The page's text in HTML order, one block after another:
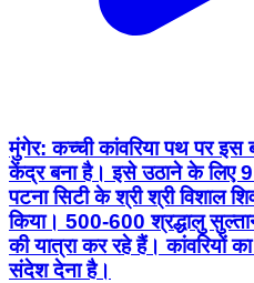
मुंगेर: कच्ची कांवरिया पथ पर इस
केंद्र बना है। इसे उठाने के लिए
पटना सिटी के श्री श्री विशाल
किया। 500-600 श्रद्धालु
की यात्रा कर रहे हैं। कांवरियों
संदेश देना है।